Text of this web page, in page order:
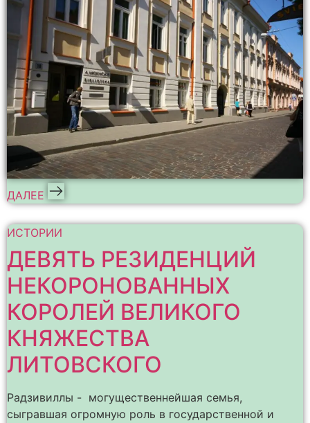
ДАЛЕЕ
ИСТОРИИ
ДЕВЯТЬ РЕЗИДЕНЦИЙ
НЕКОРОНОВАННЫХ
КОРОЛЕЙ ВЕЛИКОГО
КНЯЖЕСТВА
ЛИТОВСКОГО
Радзивиллы - могущественнейшая семья,
сыгравшая огромную роль в государственной и